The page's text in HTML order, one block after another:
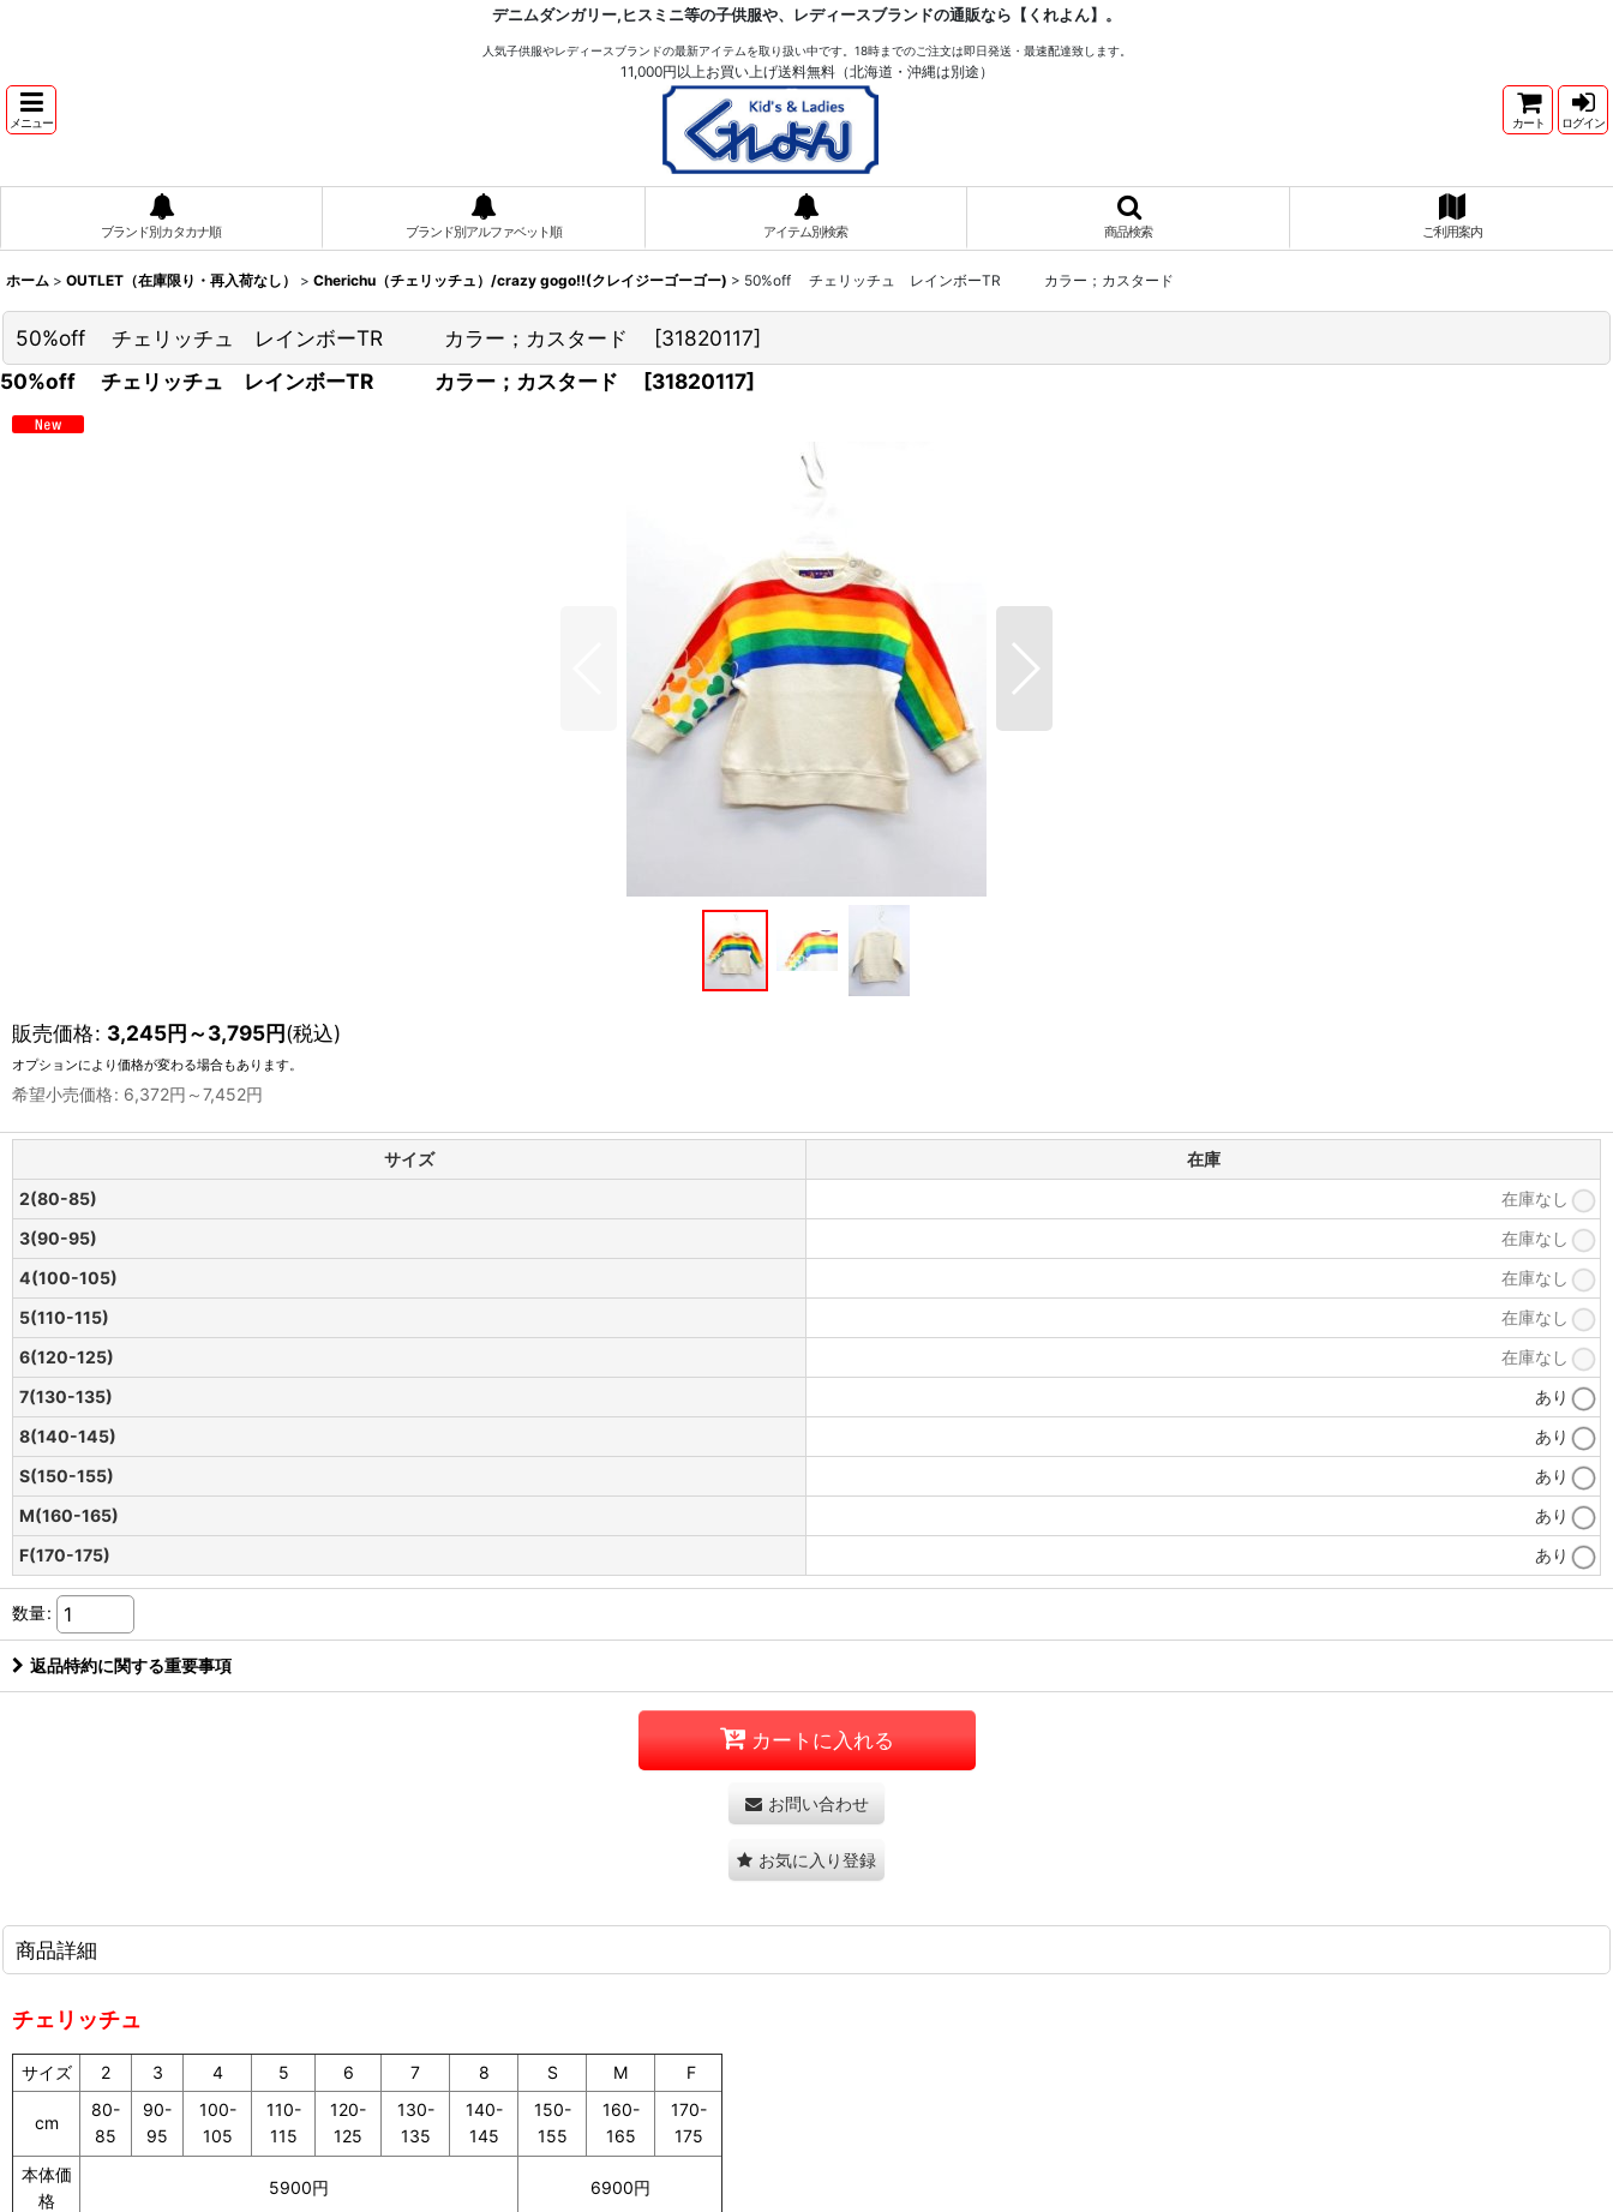
デニムダンガリー,ヒスミニ等の子供服や、レディースブランドの通販なら【くれよん】。
人気子供服やレディースブランドの最新アイテムを取り扱い中です。18時までのご注文は即日発送・最速配達致します。
11,000円以上お買い上げ送料無料（北海道・沖縄は別途）
メニュー カート ログイン
ブランド別カタカナ順 ブランド別アルファベット順 アイテム別検索 商品検索 ご利用案内
ホーム > OUTLET（在庫限り・再入荷なし） > Cherichu（チェリッチュ）/crazy gogo!!(クレイジーゴーゴー) > 50%off チェリッチュ レインボーTR カラー；カスタード
50%off チェリッチュ レインボーTR カラー；カスタード [31820117]
50%off チェリッチュ レインボーTR カラー；カスタード
[31820117]
販売価格: 3,245円～3,795円(税込)
オプションにより価格が変わる場合もあります。
希望小売価格: 6,372円 ～7,452円
サイズ
在庫
2(80-85)
在庫なし
3(90-95)
在庫なし
4(100-105)
在庫なし
5(110-115)
在庫なし
6(120-125)
在庫なし
7(130-135)
あり
8(140-145)
あり
S(150-155)
あり
M(160-165)
あり
F(170-175)
あり
数量:
返品特約に関する重要事項
カートに入れる
お問い合わせ
お気に入り登録
商品詳細
チェリッチュ
サイズ 2 3 4 5 6 7 8 S M F
cm
80-
85
90-
95
100-
105
110-
115
120-
125
130-
135
140-
145
150-
155
160-
165
170-
175
本体価
格
5900円 6900円